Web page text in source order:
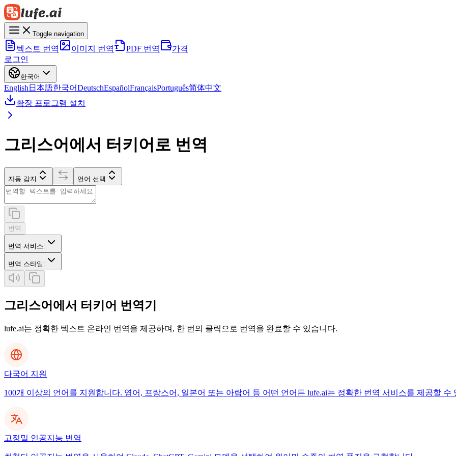
Toggle navigation
텍스트 번역 이미지 번역 PDF 번역
가격
로그인
한국어
English 日本語한국어DeutschEspañolFrançaisPortuguês简体中文
확장 프로그램 설치
그리스어에서 터키어로 번역
자동 감지 언어 선택
번역
번역 서비스:
번역 스타일 :
그리스어에서 터키어 번역기
lufe.ai는 정확한 텍스트 온라인 번역을 제공하며, 한 번의 클릭으로 번역을 완료할 수 있습니다.
다국어 지원
100개 이상의 언어를 지원합니다. 영어, 프랑스어, 일본어 또는 아랍어 등 어떤 언어든 lufe.ai는 정확한 번역 서비스를 제공할 수
고정밀 인공지능 번역